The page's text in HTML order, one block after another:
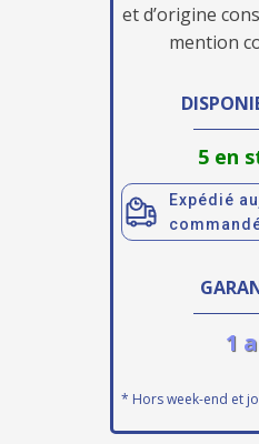
et d’origine
mention
5 en
Expédié
1
* Hors week-end et